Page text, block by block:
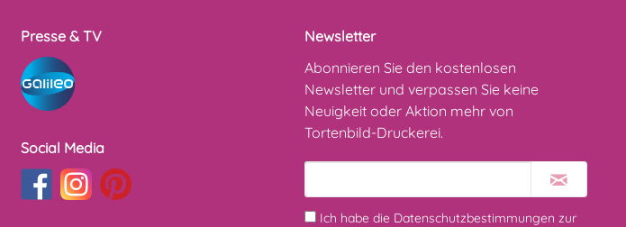
Presse & TV
Social Media
Newsletter
Abonnieren Sie den kostenlosen
Newsletter und verpassen Sie keine
Neuigkeit oder Aktion mehr von
Tortenbild-Druckerei.
Ich habe die Datenschutzbestimmungen zur